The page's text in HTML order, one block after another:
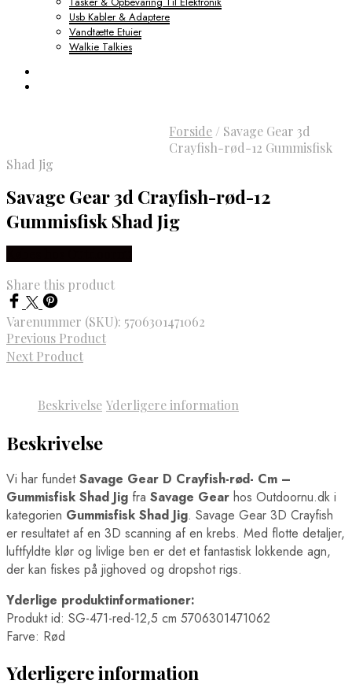
Usb Kabler & Adaptere
Vandtætte Etuier
Walkie Talkies
Forside / Savage Gear 3d
Crayfish-rød-12 Gummisfisk
Shad Jig
Savage Gear 3d Crayfish-rød-12
Gummisfisk Shad Jig
Share this product
Varenummer (SKU): 5706301471062
Previous Product
Next Product
Beskrivelse Yderligere information
Beskrivelse
Vi har fundetSavage Gear D Crayfish-rød- Cm –
Gummisfisk Shad Jig fra Savage Gear hos Outdoornu.dk i
kategorien Gummisfisk Shad Jig. Savage Gear 3D Crayfish
er resultatet af en 3D scanning af en krebs. Med flotte detaljer,
luftfyldte klør og livlige ben er det et fantastisk lokkende agn,
der kan fiskes på jighoved og dropshot rigs.
Yderlige produktinformationer:
Produkt id: SG-471-red-12,5 cm 5706301471062
Farve: Rød
Yderligere information